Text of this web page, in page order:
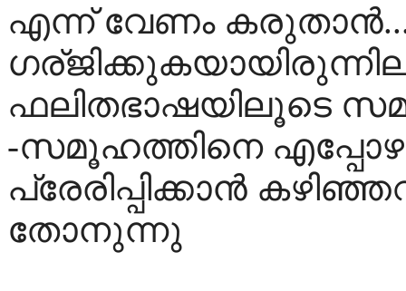
എന്ന് വേണം
ഫലിതഭാഷയിലൂടെ
-സമൂഹത്തിനെ
പ്രേരിപ്പിക്കാന്‍
തോനുന്നു